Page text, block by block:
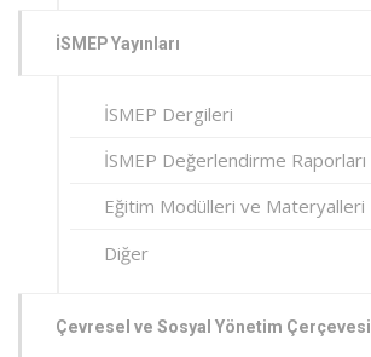
İSMEP Yayınları
İSMEP Dergileri
İSMEP Değerlendirme Raporları
Eğitim Modülleri ve Materyalleri
Diğer
Çevresel ve Sosyal Yönetim Çerçevesi